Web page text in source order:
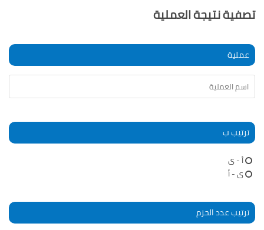
تصفية نتيجة العملية
عملية
ترتيب ب
أ - ى
ى - أ
ترتيب عدد الحزم